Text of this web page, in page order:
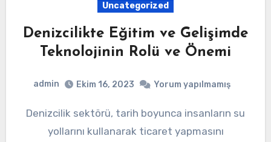
Uncategorized
Denizcilikte Eğitim ve Gelişimde
Teknolojinin Rolü ve Önemi
admin Ekim 16, 2023 Yorum yapılmamış
Denizcilik sektörü, tarih boyunca insanların su
yollarını kullanarak ticaret yapmasını